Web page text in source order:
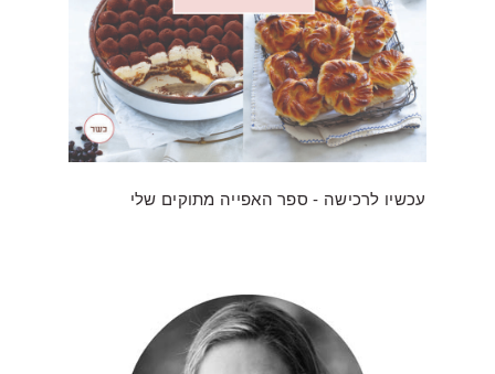
עכשיו לרכישה - ספר האפייה מתוקים שלי